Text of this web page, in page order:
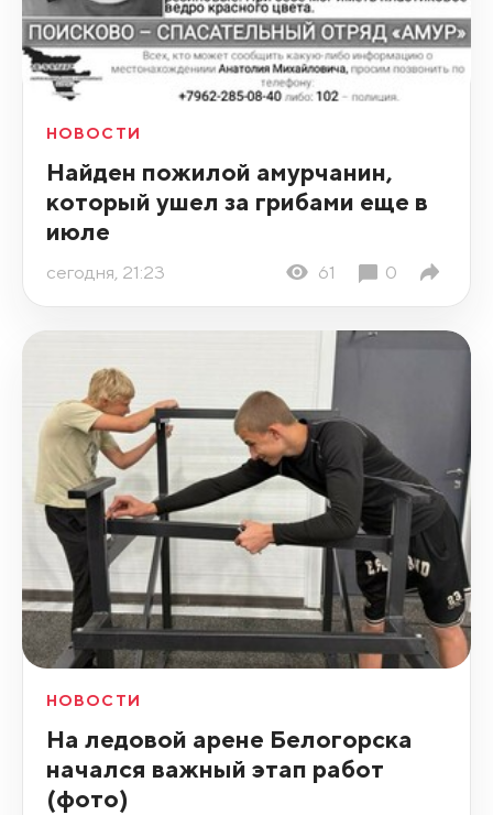
НОВОСТИ
Найден пожилой амурчанин,
который ушел за грибами еще в
июле
сегодня, 21:23 61 0
НОВОСТИ
На ледовой арене Белогорска
начался важный этап работ
(фото)